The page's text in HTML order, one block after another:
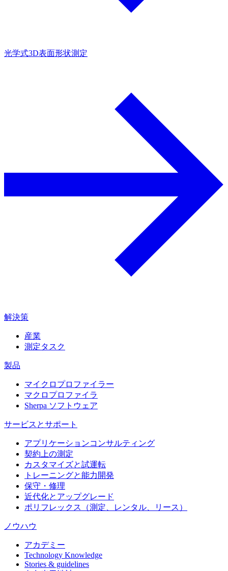
光学式3D表面形状測定
解決策
産業
測定タスク
製品
マイクロプロファイラー
マクロプロファイラ
Sherpa ソフトウェア
サービスとサポート
アプリケーションコンサルティング
契約上の測定
カスタマイズと試運転
トレーニングと能力開発
保守・修理
近代化とアップグレード
ポリフレックス（測定、レンタル、リース）
ノウハウ
アカデミー
Technology Knowledge
Stories & guidelines